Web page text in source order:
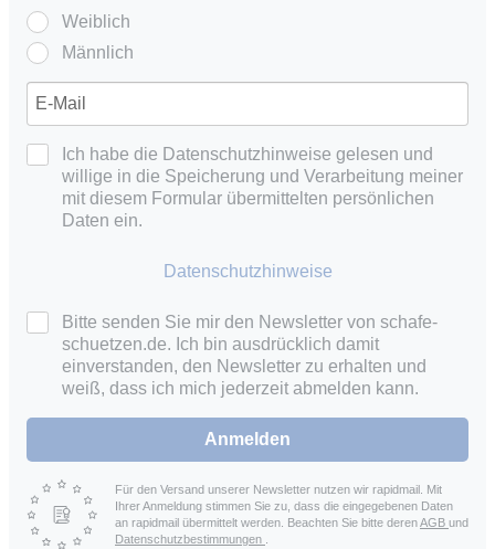
Weiblich
Männlich
Ich habe die Datenschutzhinweise gelesen und
willige in die Speicherung und Verarbeitung meiner
mit diesem Formular übermittelten persönlichen
Daten ein.
Datenschutzhinweise
Bitte senden Sie mir den Newsletter von schafe-
schuetzen.de. Ich bin ausdrücklich damit
einverstanden, den Newsletter zu erhalten und
weiß, dass ich mich jederzeit abmelden kann.
Anmelden
Für den Versand unserer Newsletter nutzen wir rapidmail. Mit
Ihrer Anmeldung stimmen Sie zu, dass die eingegebenen Daten
an rapidmail übermittelt werden. Beachten Sie bitte derenAGB und
Datenschutzbestimmungen